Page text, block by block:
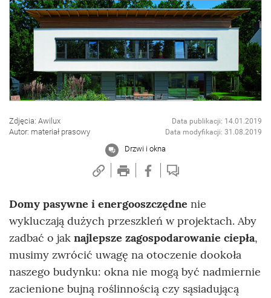
Zdjęcia: Awilux
Autor: materiał prasowy
Data publikacji: 14.01.2019
Data modyfikacji: 31.08.2019
Drzwi i okna
Domy pasywne i energooszczędne nie
wykluczają dużych przeszkleń w projektach. Aby
zadbać o jak najlepsze zagospodarowanie ciepła,
musimy zwrócić uwagę na otoczenie dookoła
naszego budynku: okna nie mogą być nadmiernie
zacienione bujną roślinnością czy sąsiadującą